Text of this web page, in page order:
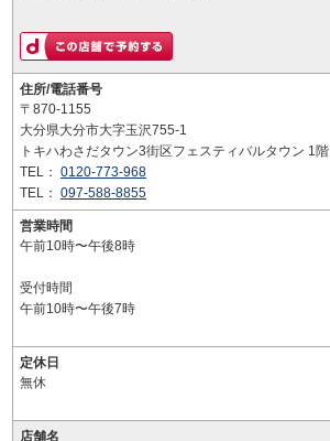
住所/電話番号
〒870-1155
大分県大分市大字玉沢755-1
トキハわさだタウン3街区フェスティバルタウン 1階
TEL： 0120-773-968
TEL： 097-588-8855
営業時間
午前10時〜午後8時
受付時間
午前10時〜午後7時
定休日
無休
店舗名